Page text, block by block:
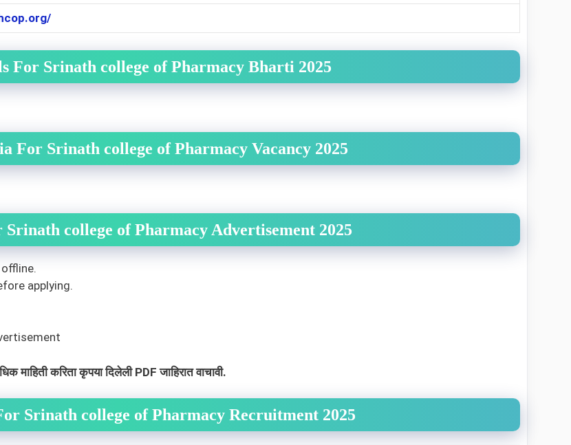
For Srinath college of Pharmacy Bharti 2025
For Srinath college of Pharmacy Vacancy 2025
college of Pharmacy Advertisement 2025
applying.
माहिती करिता कृपया दिलेली PDF जाहिरात वाचावी.
Srinath college of Pharmacy Recruitment 2025